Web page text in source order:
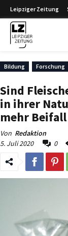
Leipziger Zeitung
Bildung Forschung
Sind
in ihrer
mehr
Von Redaktion
5. Juli 2020
0